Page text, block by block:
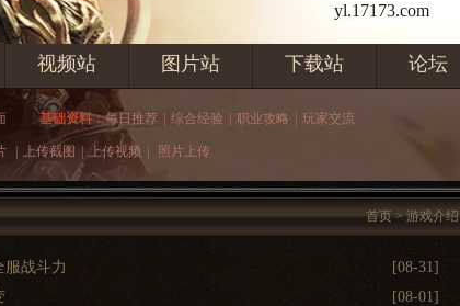
王权与自由
yl.17173.com
视频站 图片站 下载站 论坛
基础资料：每日推荐 综合经验 职业攻略 玩家交流
上传截图 上传视频 照片上传
首页> 游戏介绍
[08-31]
服战斗力
[08-01]